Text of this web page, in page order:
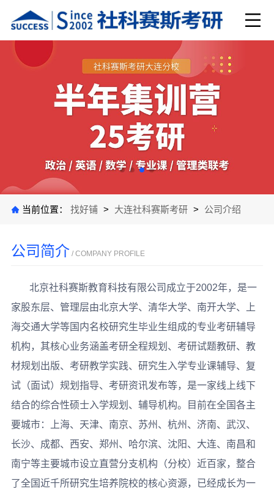
当前位置： 找好铺 > 大连社科赛斯考研 > 公司介绍
公司简介 / COMPANY PROFILE
北京社科赛斯教育科技有限公司成立于2002年，是一
家股东层、管理层由北京大学、清华大学、南开大学、上
海交通大学等国内名校研究生毕业生组成的专业考研辅导
机构，其核心业务涵盖考研全程规划、考研试题教研、教
材规划出版、考研教学实践、研究生入学专业课辅导、复
试（面试）规划指导、考研资讯发布等，是一家线上线下
结合的综合性硕士入学规划、辅导机构。目前在全国各主
要城市：上海、天津、南京、苏州、杭州、济南、武汉、
长沙、成都、西安、郑州、哈尔滨、沈阳、大连、南昌和
南宁等主要城市设立直营分支机构（分校）近百家，整合
了全国近千所研究生培养院校的核心资源，已经成长为一